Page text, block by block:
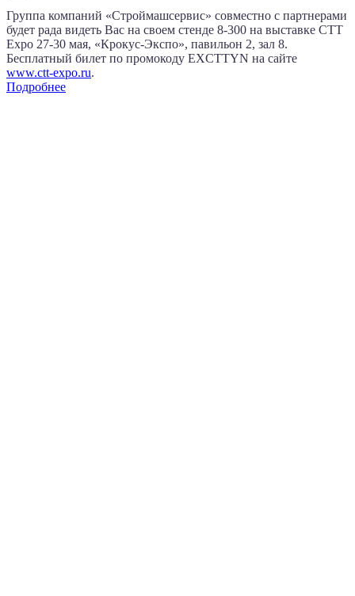
Группа компаний «Строймашсервис» совместно с партнерами
будет рада видеть Вас на своем стенде 8‑300 на выставке CTT
Expo 27‑30 мая, «Крокус‑Экспо», павильон 2, зал 8.
Бесплатный билет по промокоду EXCTTYN на сайте
www.сtt-expo.ru.
Подробнее